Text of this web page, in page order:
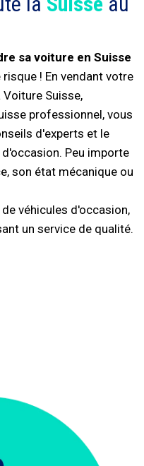
sa voiture en Suisse
! En vendant votre
Suisse,
professionnel, vous
d'experts et le
Peu importe
son état mécanique ou
véhicules d'occasion,
un service de qualité.